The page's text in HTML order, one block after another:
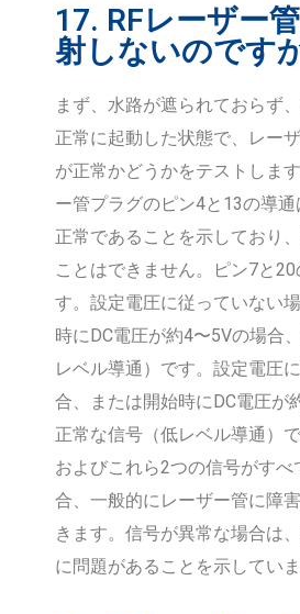
17. RFレーザー
射しないのです
まず、水路が遮られておらず
正常に起動した状態で、レー
が正常かどうかをテストしま
ー管プラグのピン4と13の導
正常であることを示しており
ことはできません。ピン7と
す。設定電圧に従っていない
時にDC電圧が約4〜5Vの場合
レベル導通）です。設定電圧
合、または開始時にDC電圧が
正常な信号（低レベル導通）
およびこれら2つの信号がすべ
合、一般的にレーザー管に障
きます。信号が異常な場合は
に問題があることを示していま